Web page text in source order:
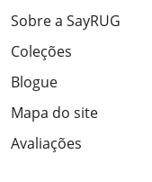
Sobre a SayRUG
Coleções
Blogue
Mapa do site
Avaliações